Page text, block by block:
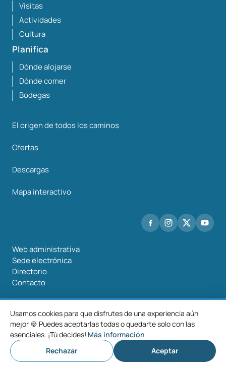
Visitas
Actividades
Cultura
Planifica
Dónde alojarse
Dónde comer
Bodegas
El origen de todos los caminos
Ofertas
Descargas
Mapa interactivo
Web administrativa
Sede electrónica
Directorio
Contacto
©2026 Mancomunidade O Salnés
Aviso
Política de
privacidad
Política de
cookies
Configurar
cookies
Usamos cookies para que disfrutes de una experiencia aún
mejor 🍪 Puedes aceptarlas todas o quedarte solo con las
esenciales. ¡Tú decides! Más información
Rechazar
Aceptar